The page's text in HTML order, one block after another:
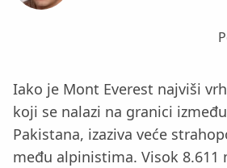
Iako je Mont Everest najviši
koji se nalazi na granici
Pakistana, izaziva veće
među alpinistima. Visok 8.611